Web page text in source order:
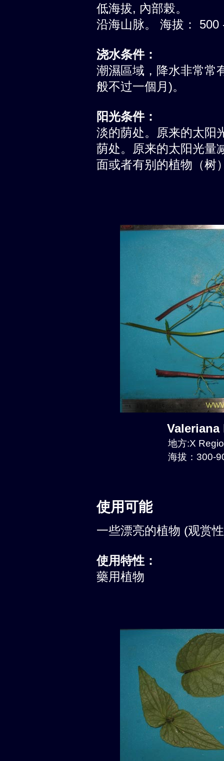
低海拔, 內部榖。
沿海山脉。 海拔： 500
浇水条件：
潮濕區域，降水非常常
般不过一個月)。
阳光条件：
淡的荫处。原来的太阳
荫处。原来的太阳光量
面或者有别的植物（树
地方:X
海拔：300-
使用可能
一些漂亮的植物 (观赏
使用特性：
藥用植物